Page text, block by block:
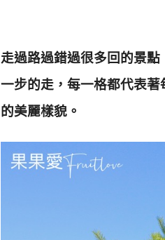
走過路過錯過很多回的景
一步的走，每一格都代表
的美麗樣貌。